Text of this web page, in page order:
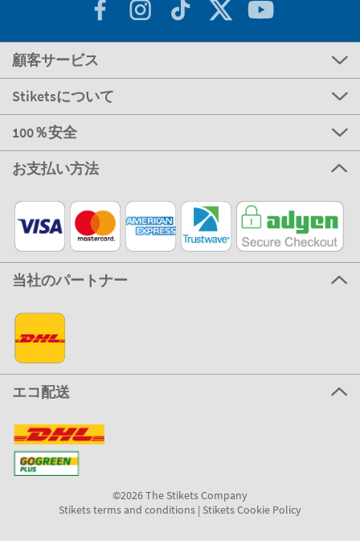
顧客サービス
Stiketsについて
100％安全
お支払い方法
当社のパートナー
エコ配送
©2026 The Stikets Company
Stikets terms and conditions| Stikets Cookie Policy